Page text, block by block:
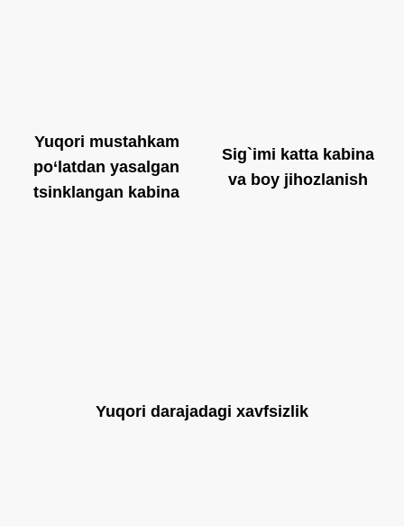
Yuqori mustahkam
po‘latdan yasalgan
tsinklangan kabina
Sig`imi katta kabina
va boy jihozlanish
Yuqori darajadagi xavfsizlik